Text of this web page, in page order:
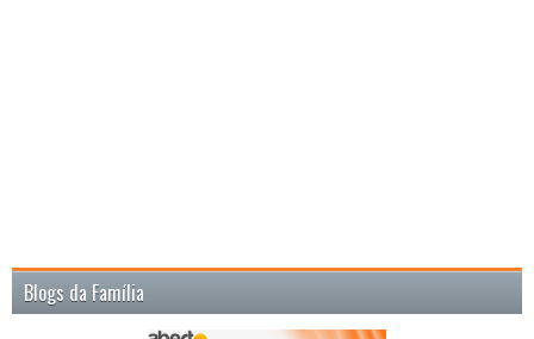
Blogs da Família